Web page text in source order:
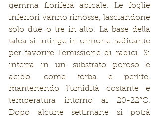
gemma fiorifera apicale. Le foglie
inferiori vanno rimosse, lasciandone
solo due o tre in alto. La base della
talea si intinge in ormone radicante
per favorire l’emissione di radici. Si
interra in un substrato poroso e
acido, come torba e perlite,
mantenendo l’umidità costante e
temperatura intorno ai 20-22°C.
Dopo alcune settimane si potrà